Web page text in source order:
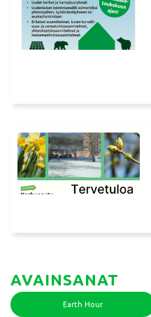
AVAINSANAT
Earth Hour